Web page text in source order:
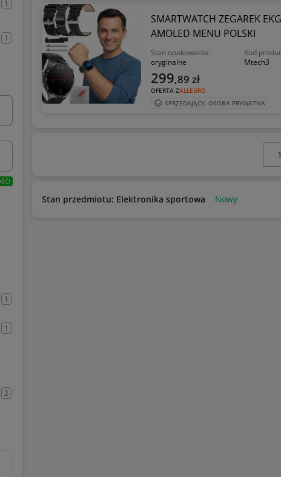
1
1
1
1
2
SMARTWATCH ZEGAREK
AMOLED MENU POLSKI
Stan opakowania:
oryginalne
Kod
Mtech3
OFERTA ZALLEGRO
299,89 zł
SPRZEDAJĄCY: OSOBA PRYWATNA
Stan przedmiotu: Elektronika sportowa Nowy